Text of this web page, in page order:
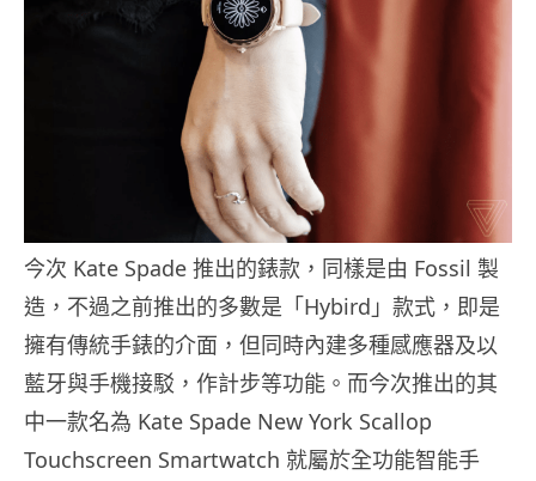
今次 Kate Spade 推出的錶款，同樣是由 Fossil 製
造，不過之前推出的多數是「Hybird」款式，即是
擁有傳統手錶的介面，但同時內建多種感應器及以
藍牙與手機接駁，作計步等功能。而今次推出的其
中一款名為 Kate Spade New York Scallop
Touchscreen Smartwatch 就屬於全功能智能手